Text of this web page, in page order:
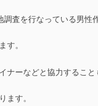
す。
ナーなどと協力すること
ます。